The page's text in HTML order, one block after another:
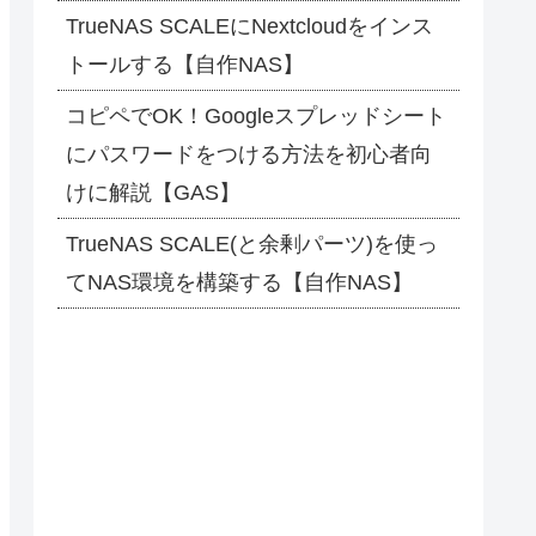
TrueNAS SCALEにNextcloudをインス
トールする【自作NAS】
コピペでOK！Googleスプレッドシート
にパスワードをつける方法を初心者向
けに解説【GAS】
TrueNAS SCALE(と余剰パーツ)を使っ
てNAS環境を構築する【自作NAS】